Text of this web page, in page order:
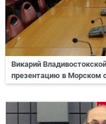
Викарий
презентацию в Морском